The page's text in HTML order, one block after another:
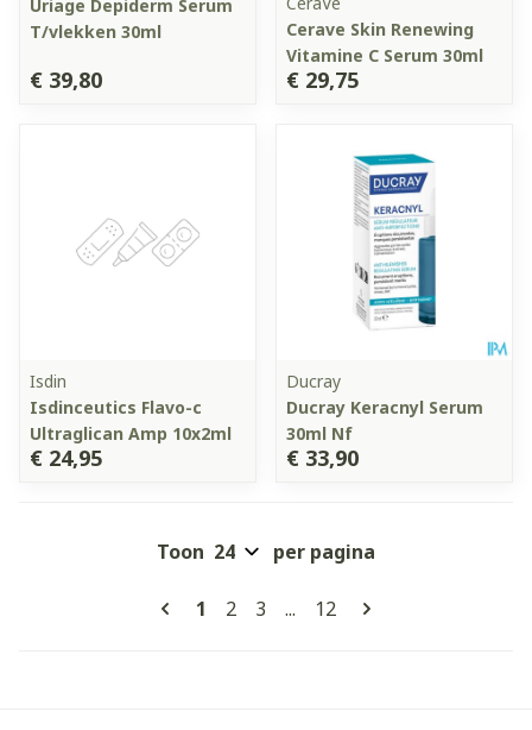
Uriage Depiderm Serum
T/vlekken 30ml
€ 39,80
Cerave Skin Renewing
Vitamine C Serum 30ml
€ 29,75
Isdin
Isdinceutics Flavo-c
Ultraglican Amp 10x2ml
€ 24,95
Ducray
Ducray Keracnyl Serum
30ml Nf
€ 33,90
Pagina's
U lees momenteel pagina
1 Pagina
2 Pagina
3 ... Pagina
12
Toon per pagina